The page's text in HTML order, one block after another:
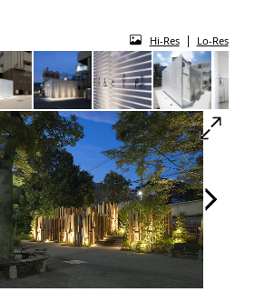
Hi-Res| Lo-Res